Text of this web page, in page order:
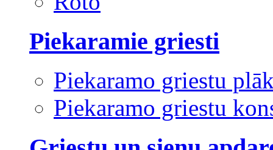
Piekaramie griesti
Piekaramo griestu
Piekaramo griestu